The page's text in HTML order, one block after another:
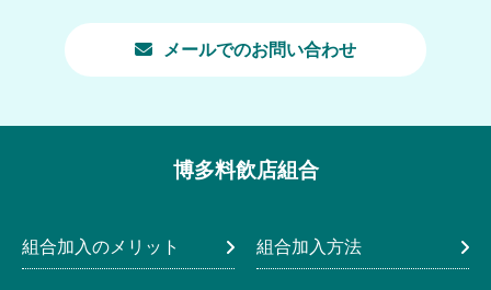
メールでのお問い合わせ
博多料飲店組合
組合加入のメリット 組合加入方法